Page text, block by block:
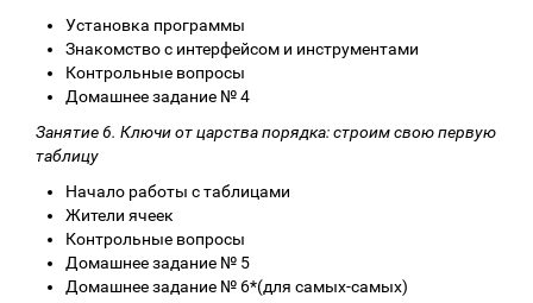
Установка программы
Знакомство с интерфейсом и инструментами
Контрольные вопросы
Домашнее задание № 4
Занятие 6. Ключи от царства порядка: строим свою первую
таблицу
Начало работы с таблицами
Жители ячеек
Контрольные вопросы
Домашнее задание № 5
Домашнее задание № 6*(для самых-самых)